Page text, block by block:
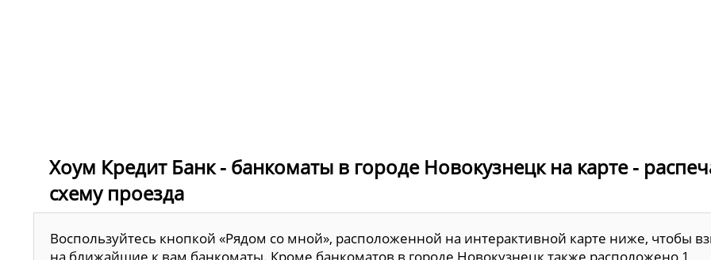
Хоум Кредит Банк - банкоматы в городе Новокузнецк на карте -
схему проезда
Воспользуйтесь кнопкой «Рядом со мной», расположенной на интерактивной карте ниже, чтобы
на ближайшие к вам банкоматы. Кроме банкоматов в городе Новокузнецк также расположено 1